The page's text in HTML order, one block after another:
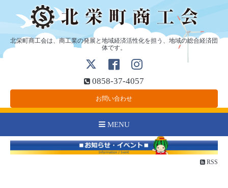
北栄町商工会は、商工業の発展と地域経済活性化を担う、地域の総合経済団
体です。
0858-37-4057
お問い合わせ
MENU
RSS